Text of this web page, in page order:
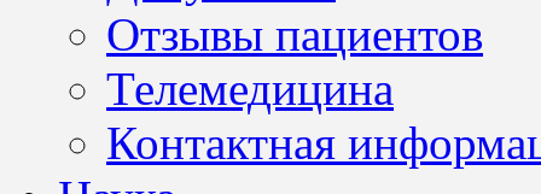
Отзывы пациентов
Телемедицина
Контактная